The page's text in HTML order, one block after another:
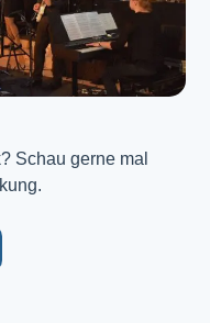
Schau gerne mal